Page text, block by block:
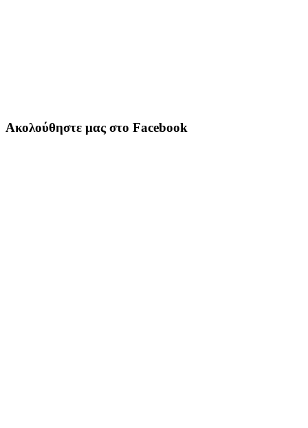
Ακολούθηστε μας στο Facebook